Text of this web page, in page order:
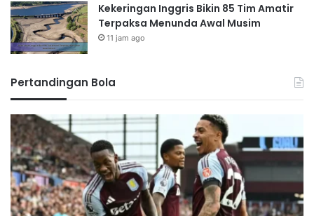
Kekeringan Inggris Bikin 85 Tim Amatir
Terpaksa Menunda Awal Musim
11 jam ago
Pertandingan Bola